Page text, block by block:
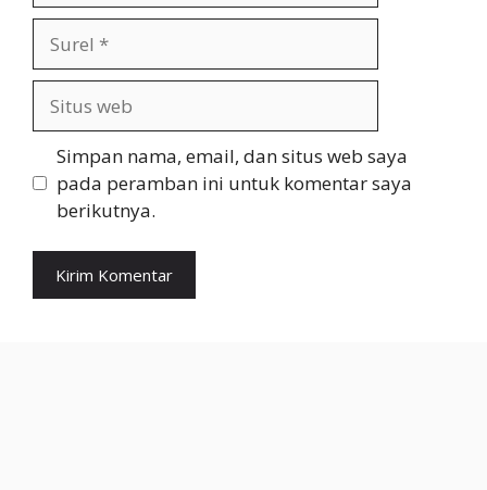
web
Simpan nama, email, dan situs web saya
pada peramban ini untuk komentar saya
berikutnya.